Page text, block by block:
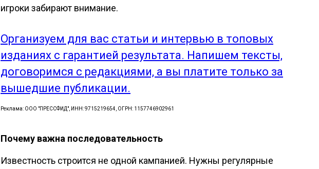
игроки забирают внимание.
Организуем для вас статьи и интервью в топовых
изданиях с гарантией результата. Напишем тексты,
договоримся с редакциями, а вы платите только за
вышедшие публикации.
Реклама: ООО "ПРЕССФИД", ИНН: 9715219654, ОГРН: 1157746902961
Почему важна последовательность
Известность строится не одной кампанией. Нужны регулярные